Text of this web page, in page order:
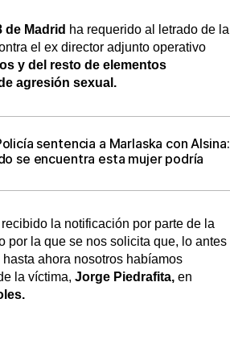
de Madrid ha requerido al letrado de la
el ex director adjunto operativo
y del resto de elementos
agresión sexual.
sentencia a Marlaska con Alsina:
se encuentra esta mujer podría
la notificación por parte de la
por la que se nos solicita que, lo antes
ahora nosotros habíamos
la víctima, Jorge Piedrafita, en